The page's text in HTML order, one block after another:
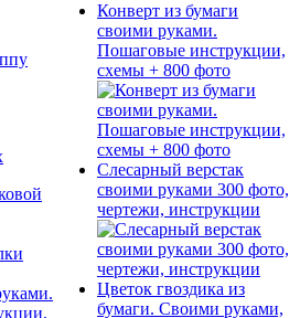
Конверт из бумаги
своими руками.
Пошаговые инструкции,
схемы + 800 фото
Слесарный верстак
своими руками 300 фото,
чертежи, инструкции
Цветок гвоздика из
бумаги. Своими руками,